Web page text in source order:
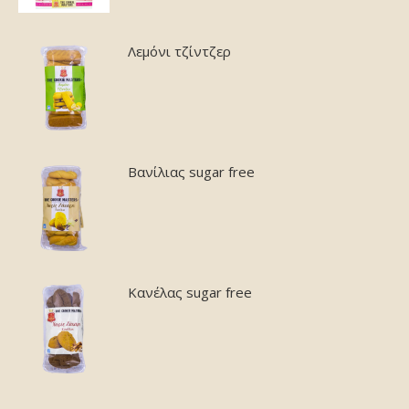
Λεμόνι τζίντζερ
Βανίλιας sugar free
Κανέλας sugar free